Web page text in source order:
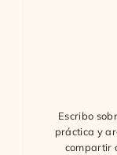
Escribo
práctica y
compartir